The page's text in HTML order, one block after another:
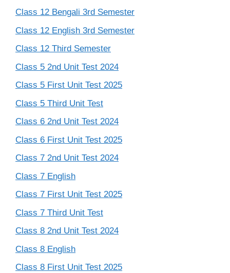
Class 12 Bengali 3rd Semester
Class 12 English 3rd Semester
Class 12 Third Semester
Class 5 2nd Unit Test 2024
Class 5 First Unit Test 2025
Class 5 Third Unit Test
Class 6 2nd Unit Test 2024
Class 6 First Unit Test 2025
Class 7 2nd Unit Test 2024
Class 7 English
Class 7 First Unit Test 2025
Class 7 Third Unit Test
Class 8 2nd Unit Test 2024
Class 8 English
Class 8 First Unit Test 2025